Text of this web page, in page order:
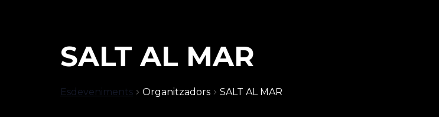
SALT AL MAR
Esdeveniments Organitzadors SALT AL MAR